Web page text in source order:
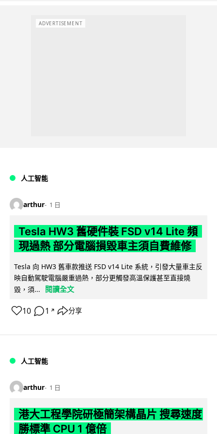
ADVERTISEMENT
人工智能
arthur 1 日
Tesla HW3 舊硬件裝 FSD v14 Lite 頻
現過熱 部分電腦損毀車主須自費維修
Tesla 向 HW3 舊車款推送 FSD v14 Lite 系統，引發大量車主反
映自動駕駛電腦嚴重過熱，部分更觸發高溫保護甚至直接燒
毀，須...
閱讀全文
10 1 ↗ 分享
人工智能
arthur 1 日
港大工程學院研極簡架構晶片 搜尋速度
勝標準 CPU 1 億倍